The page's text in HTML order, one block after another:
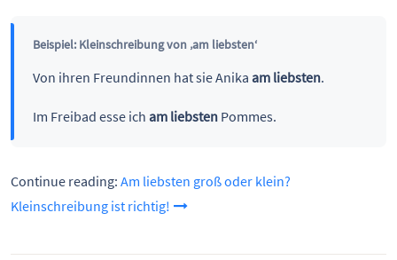
Beispiel: Kleinschreibung von ‚am liebsten‘
Von ihren Freundinnen hat sie Anika am liebsten.
Im Freibad esse ich am liebstenPommes.
Continue reading: Am liebsten groß oder klein?
Kleinschreibung ist richtig!